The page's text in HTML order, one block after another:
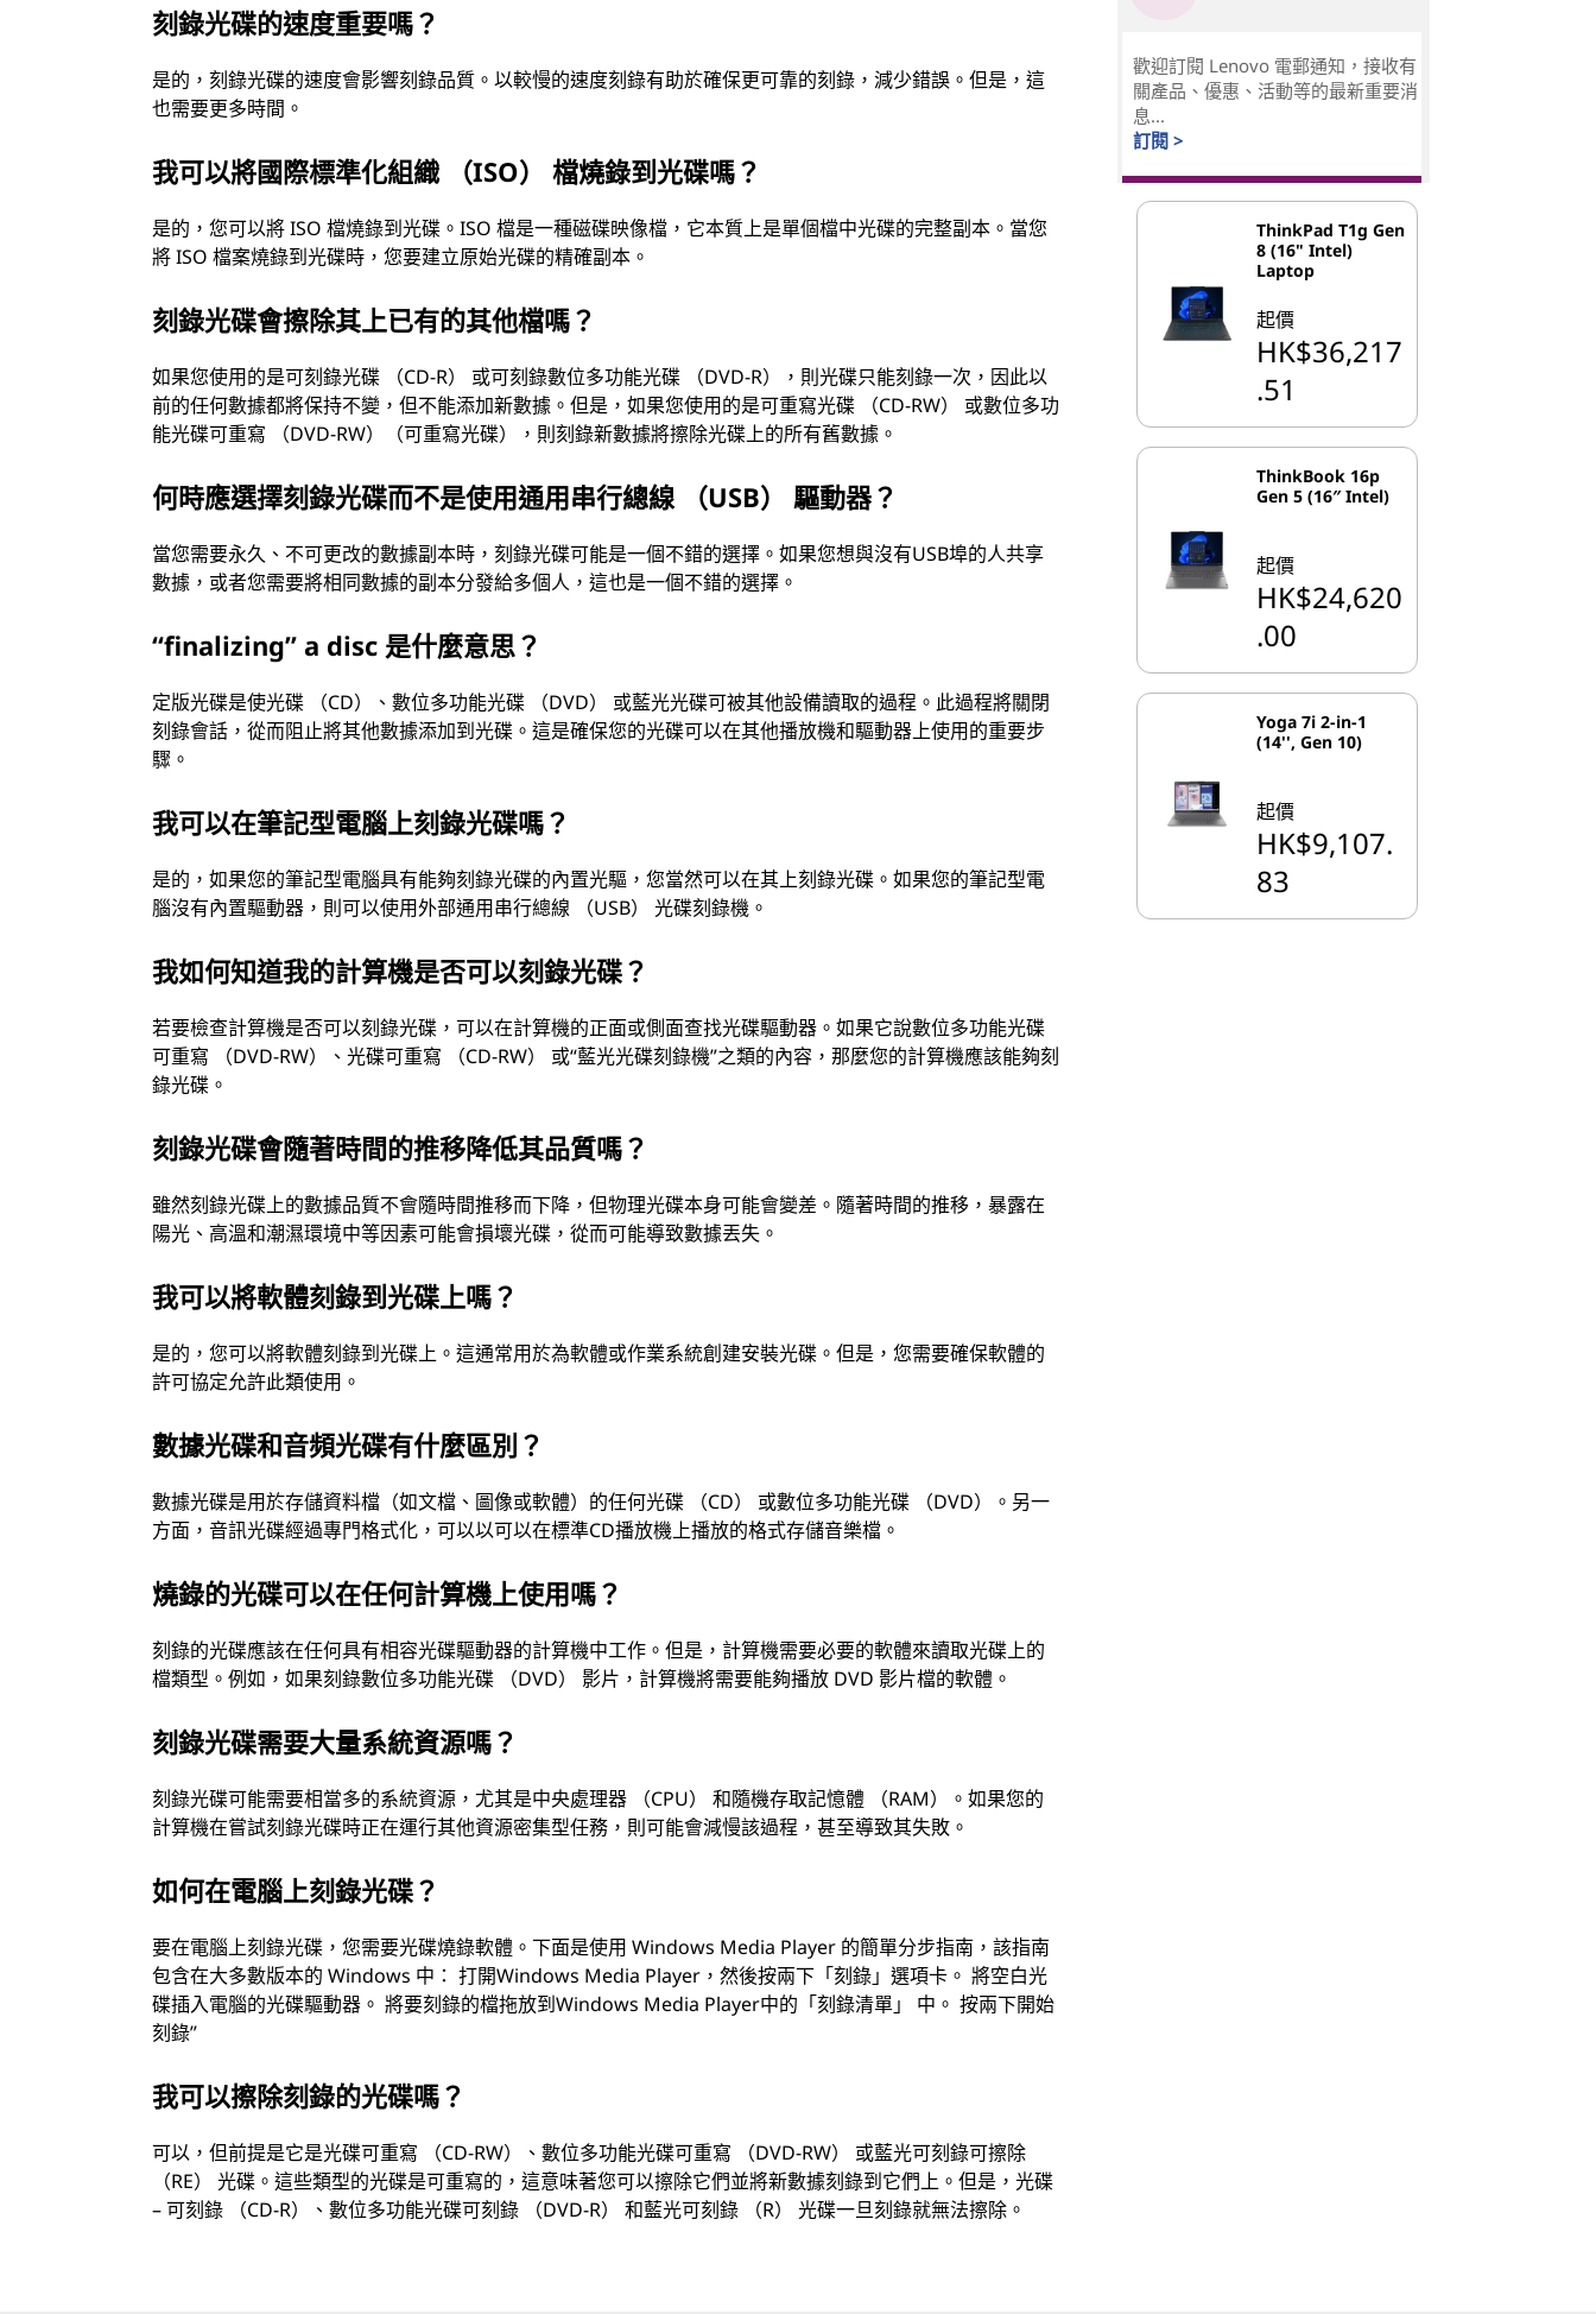
刻錄光碟的速度重要嗎？
是的，刻錄光碟的速度會影響刻錄品質。以較慢的速度刻錄有助於確保更可靠的刻錄，減少錯誤。但是，這
也需要更多時間。
我可以將國際標準化組織 （ISO） 檔燒錄到光碟嗎？
是的，您可以將 ISO 檔燒錄到光碟。ISO 檔是一種磁碟映像檔，它本質上是單個檔中光碟的完整副本。當您
將 ISO 檔案燒錄到光碟時，您要建立原始光碟的精確副本。
刻錄光碟會擦除其上已有的其他檔嗎？
如果您使用的是可刻錄光碟 （CD-R） 或可刻錄數位多功能光碟 （DVD-R），則光碟只能刻錄一次，因此以
前的任何數據都將保持不變，但不能添加新數據。但是，如果您使用的是可重寫光碟 （CD-RW） 或數位多功
能光碟可重寫 （DVD-RW）（可重寫光碟），則刻錄新數據將擦除光碟上的所有舊數據。
何時應選擇刻錄光碟而不是使用通用串行總線 （USB） 驅動器？
當您需要永久、不可更改的數據副本時，刻錄光碟可能是一個不錯的選擇。如果您想與沒有USB埠的人共享
數據，或者您需要將相同數據的副本分發給多個人，這也是一個不錯的選擇。
“finalizing” a disc 是什麼意思？
定版光碟是使光碟 （CD）、數位多功能光碟 （DVD） 或藍光光碟可被其他設備讀取的過程。此過程將關閉
刻錄會話，從而阻止將其他數據添加到光碟。這是確保您的光碟可以在其他播放機和驅動器上使用的重要步
驟。
我可以在筆記型電腦上刻錄光碟嗎？
是的，如果您的筆記型電腦具有能夠刻錄光碟的內置光驅，您當然可以在其上刻錄光碟。如果您的筆記型電
腦沒有內置驅動器，則可以使用外部通用串行總線 （USB） 光碟刻錄機。
我如何知道我的計算機是否可以刻錄光碟？
若要檢查計算機是否可以刻錄光碟，可以在計算機的正面或側面查找光碟驅動器。如果它說數位多功能光碟
可重寫 （DVD-RW）、光碟可重寫 （CD-RW） 或“藍光光碟刻錄機”之類的內容，那麼您的計算機應該能夠刻
錄光碟。
刻錄光碟會隨著時間的推移降低其品質嗎？
雖然刻錄光碟上的數據品質不會隨時間推移而下降，但物理光碟本身可能會變差。隨著時間的推移，暴露在
陽光、高溫和潮濕環境中等因素可能會損壞光碟，從而可能導致數據丟失。
我可以將軟體刻錄到光碟上嗎？
是的，您可以將軟體刻錄到光碟上。這通常用於為軟體或作業系統創建安裝光碟。但是，您需要確保軟體的
許可協定允許此類使用。
數據光碟和音頻光碟有什麼區別？
數據光碟是用於存儲資料檔（如文檔、圖像或軟體）的任何光碟 （CD） 或數位多功能光碟 （DVD）。另一
方面，音訊光碟經過專門格式化，可以以可以在標準CD播放機上播放的格式存儲音樂檔。
燒錄的光碟可以在任何計算機上使用嗎？
刻錄的光碟應該在任何具有相容光碟驅動器的計算機中工作。但是，計算機需要必要的軟體來讀取光碟上的
檔類型。例如，如果刻錄數位多功能光碟 （DVD） 影片，計算機將需要能夠播放 DVD 影片檔的軟體。
刻錄光碟需要大量系統資源嗎？
刻錄光碟可能需要相當多的系統資源，尤其是中央處理器 （CPU） 和隨機存取記憶體 （RAM）。如果您的
計算機在嘗試刻錄光碟時正在運行其他資源密集型任務，則可能會減慢該過程，甚至導致其失敗。
如何在電腦上刻錄光碟？
要在電腦上刻錄光碟，您需要光碟燒錄軟體。下面是使用 Windows Media Player 的簡單分步指南，該指南
包含在大多數版本的 Windows 中： 打開Windows Media Player，然後按兩下「刻錄」選項卡。 將空白光
碟插入電腦的光碟驅動器。 將要刻錄的檔拖放到Windows Media Player中的「刻錄清單」 中。 按兩下開始
刻錄”
我可以擦除刻錄的光碟嗎？
可以，但前提是它是光碟可重寫 （CD-RW）、數位多功能光碟可重寫 （DVD-RW） 或藍光可刻錄可擦除
（RE） 光碟。這些類型的光碟是可重寫的，這意味著您可以擦除它們並將新數據刻錄到它們上。但是，光碟
– 可刻錄 （CD-R）、數位多功能光碟可刻錄 （DVD-R） 和藍光可刻錄 （R） 光碟一旦刻錄就無法擦除。
歡迎訂閱 Lenovo 電郵通知，接收有
關產品、優惠、活動等的最新重要消
息...
訂閱 >
ThinkPad T1g Gen
8 (16" Intel)
Laptop
起價
HK$36,217
.51
ThinkBook 16p
Gen 5 (16″ Intel)
起價
HK$24,620
.00
Yoga 7i 2-in-1
(14'', Gen 10)
起價
HK$9,107.
83